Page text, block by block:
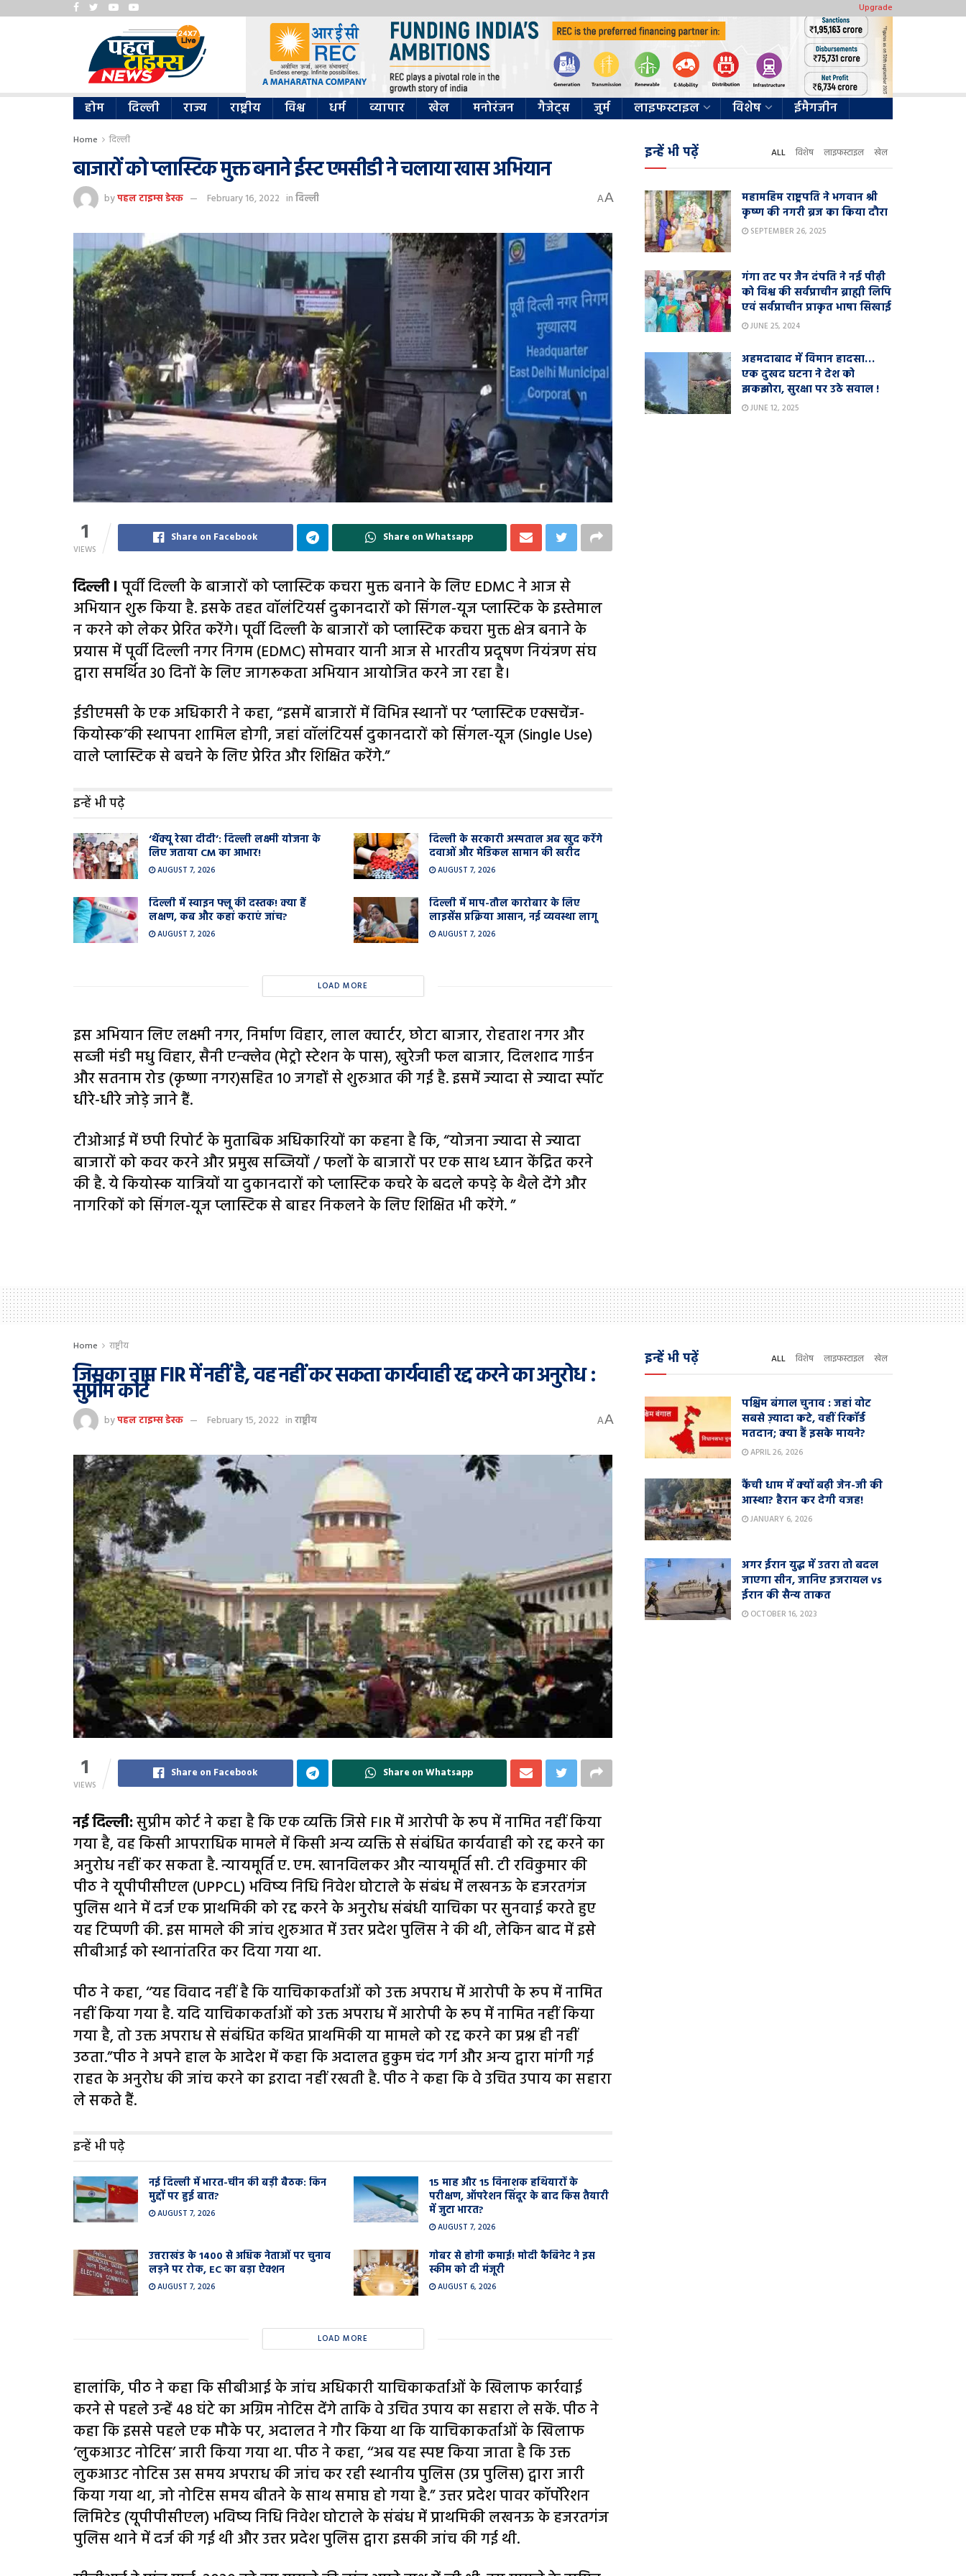
Upgrade
होम दिल्ली राज्य राष्ट्रीय विश्व धर्म व्यापार खेल मनोरंजन गैजेट्स जुर्म लाइफस्टाइल विशेष ईमैगजीन
Home दिल्ली
बाजारों को प्लास्टिक मुक्त बनाने ईस्ट एमसीडी ने चलाया खास अभियान
byपहल टाइम्स डेस्क February 16, 2022 inदिल्ली AA
1
VIEWS
Share on Facebook Share on Whatsapp
दिल्ली lपूर्वी दिल्ली के बाजारों को प्लास्टिक कचरा मुक्त बनाने के लिए EDMC ने आज से
अभियान शुरू किया है. इसके तहत वॉलंटियर्स दुकानदारों को सिंगल-यूज प्लास्टिक के इस्तेमाल
न करने को लेकर प्रेरित करेंगे। पूर्वी दिल्ली के बाजारों को प्लास्टिक कचरा मुक्त क्षेत्र बनाने के
प्रयास में पूर्वी दिल्ली नगर निगम (EDMC) सोमवार यानी आज से भारतीय प्रदूषण नियंत्रण संघ
द्वारा समर्थित 30 दिनों के लिए जागरूकता अभियान आयोजित करने जा रहा है।
ईडीएमसी के एक अधिकारी ने कहा, “इसमें बाजारों में विभिन्न स्थानों पर ‘प्लास्टिक एक्सचेंज-
कियोस्क’की स्थापना शामिल होगी, जहां वॉलंटियर्स दुकानदारों को सिंगल-यूज (Single Use)
वाले प्लास्टिक से बचने के लिए प्रेरित और शिक्षित करेंगे.”
इन्हें भी पढ़े
‘थैंक्यू रेखा दीदी’: दिल्ली लक्ष्मी योजना के
लिए जताया CM का आभार!
AUGUST 7, 2026
दिल्ली के सरकारी अस्पताल अब खुद करेंगे
दवाओं और मेडिकल सामान की खरीद
AUGUST 7, 2026
दिल्ली में स्वाइन फ्लू की दस्तक! क्या हैं
लक्षण, कब और कहां कराएं जांच?
AUGUST 7, 2026
दिल्ली में माप-तौल कारोबार के लिए
लाइसेंस प्रक्रिया आसान, नई व्यवस्था लागू
AUGUST 7, 2026
LOAD MORE
इस अभियान लिए लक्ष्मी नगर, निर्माण विहार, लाल क्वार्टर, छोटा बाजार, रोहताश नगर और
सब्जी मंडी मधु विहार, सैनी एन्क्लेव (मेट्रो स्टेशन के पास), खुरेजी फल बाजार, दिलशाद गार्डन
और सतनाम रोड (कृष्णा नगर)सहित 10 जगहों से शुरुआत की गई है. इसमें ज्यादा से ज्यादा स्पॉट
धीरे-धीरे जोड़े जाने हैं.
टीओआई में छपी रिपोर्ट के मुताबिक अधिकारियों का कहना है कि, “योजना ज्यादा से ज्यादा
बाजारों को कवर करने और प्रमुख सब्जियों / फलों के बाजारों पर एक साथ ध्यान केंद्रित करने
की है. ये कियोस्क यात्रियों या दुकानदारों को प्लास्टिक कचरे के बदले कपड़े के थैले देंगे और
नागरिकों को सिंगल-यूज प्लास्टिक से बाहर निकलने के लिए शिक्षित भी करेंगे. ”
इन्हें भी पढ़ें ALL विशेष लाइफस्टाइल खेल
महामहिम राष्ट्रपति ने भगवान श्री
कृष्ण की नगरी ब्रज का किया दौरा
SEPTEMBER 26, 2025
गंगा तट पर जैन दंपति ने नई पीढ़ी
को विश्व की सर्वप्राचीन ब्राह्मी लिपि
एवं सर्वप्राचीन प्राकृत भाषा सिखाई
JUNE 25, 2024
अहमदाबाद में विमान हादसा…
एक दुखद घटना ने देश को
झकझोरा, सुरक्षा पर उठे सवाल !
JUNE 12, 2025
Home राष्ट्रीय
जिसका नाम FIR में नहीं है, वह नहीं कर सकता कार्यवाही रद्द करने का अनुरोध :
सुप्रीम कोर्ट
byपहल टाइम्स डेस्क February 15, 2022 inराष्ट्रीय AA
1
VIEWS
Share on Facebook Share on Whatsapp
नई दिल्ली:सुप्रीम कोर्ट ने कहा है कि एक व्यक्ति जिसे FIR में आरोपी के रूप में नामित नहीं किया
गया है, वह किसी आपराधिक मामले में किसी अन्य व्यक्ति से संबंधित कार्यवाही को रद्द करने का
अनुरोध नहीं कर सकता है. न्यायमूर्ति ए. एम. खानविलकर और न्यायमूर्ति सी. टी रविकुमार की
पीठ ने यूपीपीसीएल (UPPCL) भविष्य निधि निवेश घोटाले के संबंध में लखनऊ के हजरतगंज
पुलिस थाने में दर्ज एक प्राथमिकी को रद्द करने के अनुरोध संबंधी याचिका पर सुनवाई करते हुए
यह टिप्पणी की. इस मामले की जांच शुरुआत में उत्तर प्रदेश पुलिस ने की थी, लेकिन बाद में इसे
सीबीआई को स्थानांतरित कर दिया गया था.
पीठ ने कहा, ‘‘यह विवाद नहीं है कि याचिकाकर्ताओं को उक्त अपराध में आरोपी के रूप में नामित
नहीं किया गया है. यदि याचिकाकर्ताओं को उक्त अपराध में आरोपी के रूप में नामित नहीं किया
गया है, तो उक्त अपराध से संबंधित कथित प्राथमिकी या मामले को रद्द करने का प्रश्न ही नहीं
उठता.”पीठ ने अपने हाल के आदेश में कहा कि अदालत हुकुम चंद गर्ग और अन्य द्वारा मांगी गई
राहत के अनुरोध की जांच करने का इरादा नहीं रखती है. पीठ ने कहा कि वे उचित उपाय का सहारा
ले सकते हैं.
इन्हें भी पढ़े
नई दिल्ली में भारत-चीन की बड़ी बैठक: किन
मुद्दों पर हुई बात?
AUGUST 7, 2026
15 माह और 15 विनाशक हथियारों के
परीक्षण, ऑपरेशन सिंदूर के बाद किस तैयारी
में जुटा भारत?
AUGUST 7, 2026
उत्तराखंड के 1400 से अधिक नेताओं पर चुनाव
लड़ने पर रोक, EC का बड़ा ऐक्शन
AUGUST 7, 2026
गोबर से होगी कमाई! मोदी कैबिनेट ने इस
स्कीम को दी मंजूरी
AUGUST 6, 2026
LOAD MORE
हालांकि, पीठ ने कहा कि सीबीआई के जांच अधिकारी याचिकाकर्ताओं के खिलाफ कार्रवाई
करने से पहले उन्हें 48 घंटे का अग्रिम नोटिस देंगे ताकि वे उचित उपाय का सहारा ले सकें. पीठ ने
कहा कि इससे पहले एक मौके पर, अदालत ने गौर किया था कि याचिकाकर्ताओं के खिलाफ
‘लुकआउट नोटिस’ जारी किया गया था. पीठ ने कहा, ‘‘अब यह स्पष्ट किया जाता है कि उक्त
लुकआउट नोटिस उस समय अपराध की जांच कर रही स्थानीय पुलिस (उप्र पुलिस) द्वारा जारी
किया गया था, जो नोटिस समय बीतने के साथ समाप्त हो गया है.” उत्तर प्रदेश पावर कॉर्पोरेशन
लिमिटेड (यूपीपीसीएल) भविष्य निधि निवेश घोटाले के संबंध में प्राथमिकी लखनऊ के हजरतगंज
पुलिस थाने में दर्ज की गई थी और उत्तर प्रदेश पुलिस द्वारा इसकी जांच की गई थी.
इन्हें भी पढ़ें ALL विशेष लाइफस्टाइल खेल
पश्चिम बंगाल चुनाव : जहां वोट
सबसे ज़्यादा कटे, वहीं रिकॉर्ड
मतदान; क्या हैं इसके मायने?
APRIL 26, 2026
कैंची धाम में क्यों बढ़ी जेन-जी की
आस्था? हैरान कर देगी वजह!
JANUARY 6, 2026
अगर ईरान युद्ध में उतरा तो बदल
जाएगा सीन, जानिए इजरायल vs
ईरान की सैन्य ताकत
OCTOBER 16, 2023